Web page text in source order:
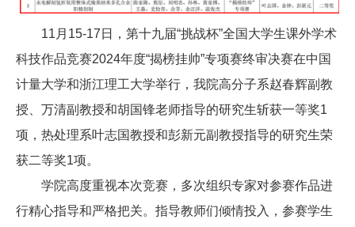
11月15-17日，第十九届“挑战杯”全国大学生课外学术
科技作品竞赛2024年度“揭榜挂帅”专项赛终审决赛在中国
计量大学和浙江理工大学举行，我院高分子系赵春辉副教
授、万清副教授和胡国锋老师指导的研究生斩获一等奖1
项，热处理系叶志国教授和彭新元副教授指导的研究生荣
获二等奖1项。
学院高度重视本次竞赛，多次组织专家对参赛作品进
行精心指导和严格把关。指导教师们倾情投入，参赛学生